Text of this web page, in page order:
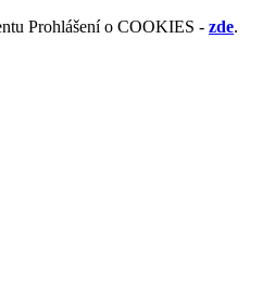
Prohlášení o COOKIES - zde.